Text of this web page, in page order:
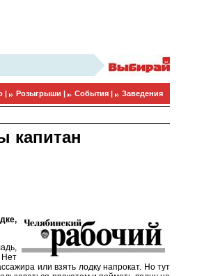
| Розыгрыши | События | Заведения
капитан
Нет
или взять лодку напрокат. Но тут